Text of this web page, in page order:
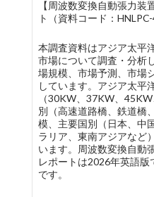
【周波数変換自動張力
ト（資料コード：
本調査資料はアジア太平
市場について調査・分析
場規模、市場予測、市場
しています。アジア太平
（30KW、37KW、
別（高速道路橋、鉄道橋
模、主要国別（日本、中
ラリア、東南アジアなど
います。周波数変換自動
レポートは2026年英語
です。